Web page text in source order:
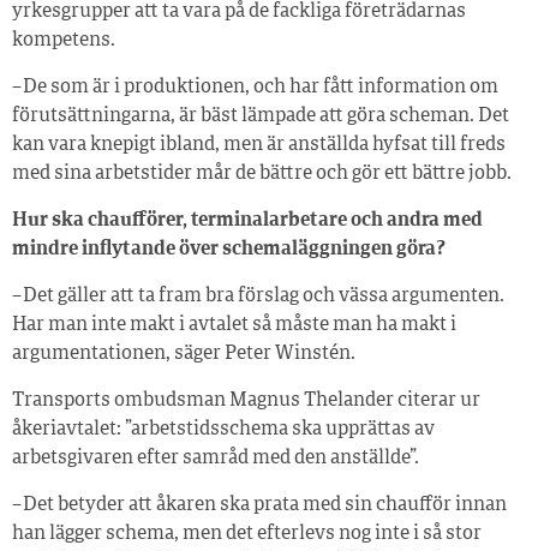
yrkesgrupper att ta vara på de fackliga företrädarnas
kompetens.
– De som är i produktionen, och har fått information om
förutsättningarna, är bäst lämpade att göra scheman. Det
kan vara knepigt ibland, men är anställda hyfsat till freds
med sina arbetstider mår de bättre och gör ett bättre jobb.
Hur ska chaufförer, terminalarbetare och andra med
mindre inflytande över schemaläggningen göra?
– Det gäller att ta fram bra förslag och vässa argumenten.
Har man inte makt i avtalet så måste man ha makt i
argumentationen, säger Peter Winstén.
Transports ombudsman Magnus Thelander citerar ur
åkeriavtalet: ”arbetstidsschema ska upprättas av
arbetsgivaren efter samråd med den anställde”.
– Det betyder att åkaren ska prata med sin chaufför innan
han lägger schema, men det efterlevs nog inte i så stor